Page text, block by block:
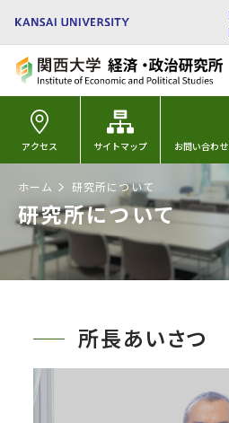
お問い合わせ
サイトマップ
アクセス
ホーム 研究所について
研究所について
所長あいさつ